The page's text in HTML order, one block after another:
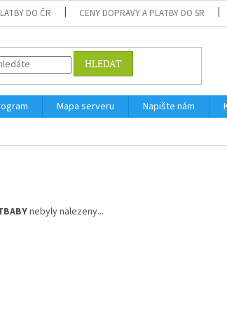
DO ČR CENY DOPRAVY A PLATBY DO SR
HLEDAT
Mapa serveru Napište nám
nebyly nalezeny...